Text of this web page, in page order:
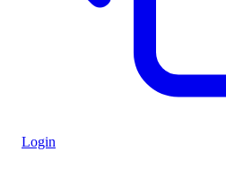
Login